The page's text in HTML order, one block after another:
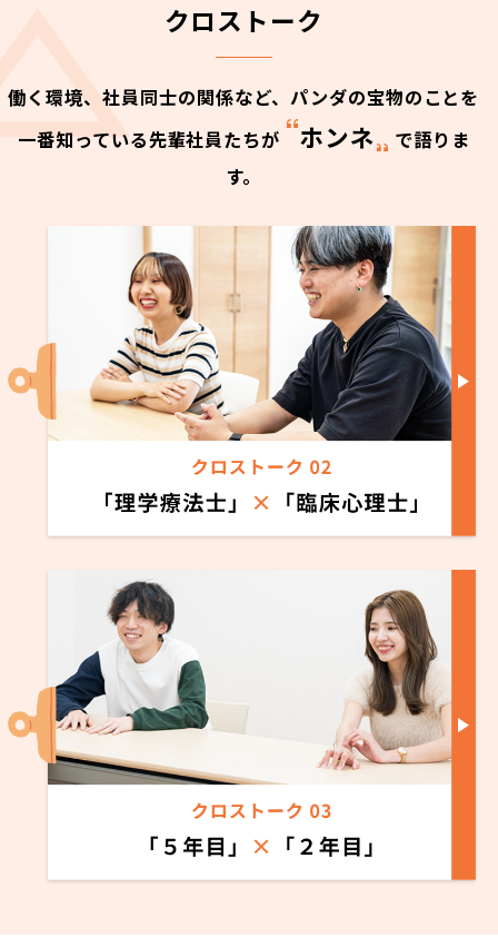
クロストーク
働く環境、社員同士の関係など、パンダの宝物のことを
一番知っている先輩社員たちが ホンネで語りま
す。